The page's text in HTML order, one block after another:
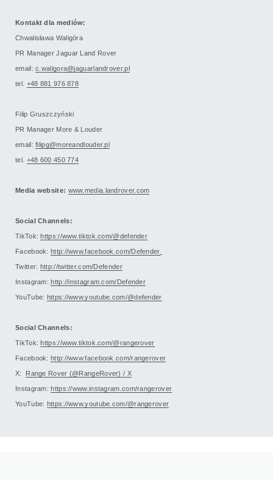
Kontakt dla mediów:
Chwalisława Waligóra
PR Manager Jaguar Land Rover
email:c.waligora@jaguarlandrover.pl
tel. +48 881 976 878
Filip Gruszczyński
PR Manager More & Louder
email:filipg@moreandlouder.pl
tel. +48 600 450 774
Media website: www.media.landrover.com
Social Channels:
TikTok: https://www.tiktok.com/@defender
Facebook: http://www.facebook.com/Defender
Twitter: http://twitter.com/Defender
Instagram: http://instagram.com/Defender
YouTube: https://www.youtube.com/@defender
Social Channels:
TikTok: https://www.tiktok.com/@rangerover
Facebook: http://www.facebook.com/rangerover
X: Range Rover (@RangeRover) / X
Instagram: https://www.instagram.com/rangerover
YouTube: https://www.youtube.com/@rangerover